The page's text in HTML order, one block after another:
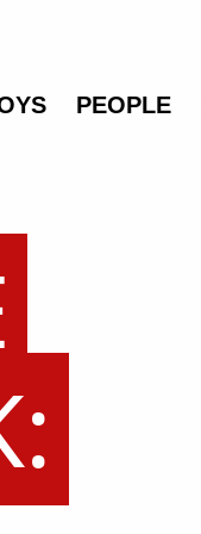
PEOPLE